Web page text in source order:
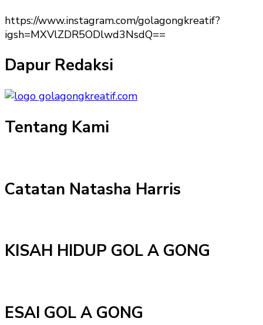
https://www.instagram.com/golagongkreatif?
igsh=MXVlZDR5ODlwd3NsdQ==
Dapur Redaksi
Tentang Kami
Catatan Natasha Harris
KISAH HIDUP GOL A GONG
ESAI GOL A GONG